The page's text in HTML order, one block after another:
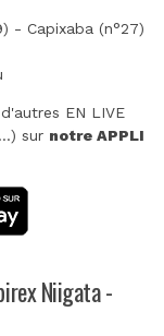
- Capixaba (n°27)
EN LIVE
sur notre APPLI
Niigata -